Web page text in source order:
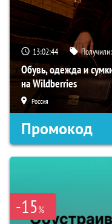
13:02:43 Получили:
Обувь, одежда и
на Wildberries
Россия
Промокод
-15%